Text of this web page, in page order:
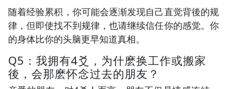
随着经验累积，你可能会逐渐发现自己直觉背後的规
律，但即使找不到规律，也请继续信任你的感觉。你
的身体比你的头脑更早知道真相。
Q5：我拥有4爻，为什麽换工作或搬家
後，会那麽怀念过去的朋友？